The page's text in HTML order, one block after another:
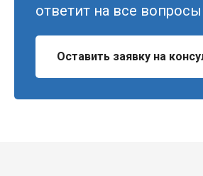
ответит на все вопросы
Оставить заявку на